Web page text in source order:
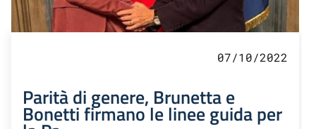
07/10/2022
Parità di genere, Brunetta e
Bonetti firmano le linee guida per